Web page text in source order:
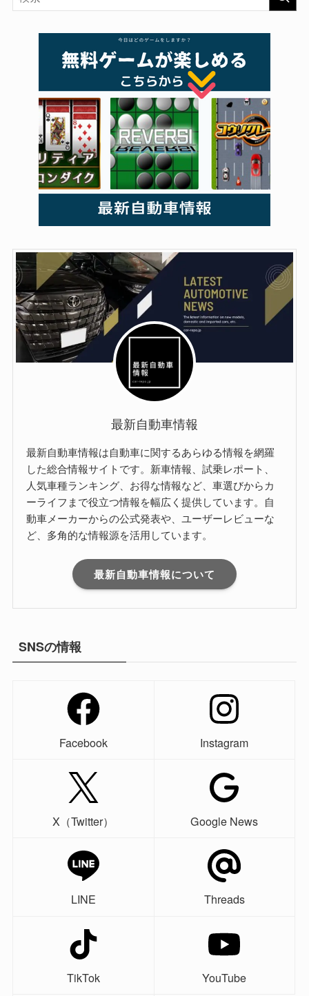
最新自動車情報
最新自動車情報は自動車に関するあらゆる情報を網羅
した総合情報サイトです。新車情報、試乗レポート、
人気車種ランキング、お得な情報など、車選びからカ
ーライフまで役立つ情報を幅広く提供しています。自
動車メーカーからの公式発表や、ユーザーレビューな
ど、多角的な情報源を活用しています。
最新自動車情報について
SNSの情報
Facebook Instagram
X（Twitter） Google News
LINE Threads
TikTok YouTube